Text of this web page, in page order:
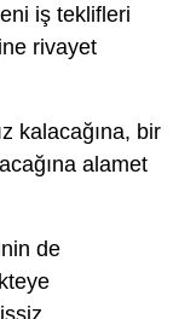
iş teklifleri
rivayet
kalacağına, bir
alamet
de